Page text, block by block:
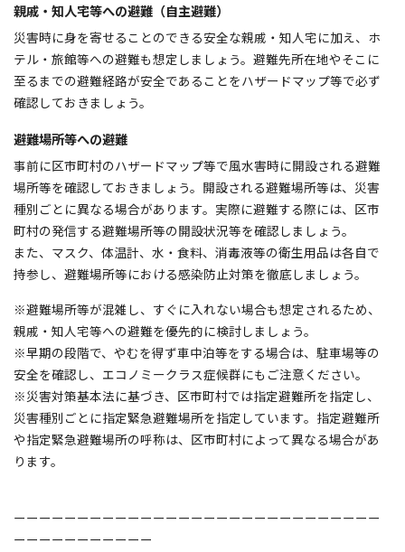
親戚・知人宅等への避難（自主避難）
災害時に身を寄せることのできる安全な親戚・知人宅に加え、ホ
テル・旅館等への避難も想定しましょう。避難先所在地やそこに
至るまでの避難経路が安全であることをハザードマップ等で必ず
確認しておきましょう。
避難場所等への避難
事前に区市町村のハザードマップ等で風水害時に開設される避難
場所等を確認しておきましょう。開設される避難場所等は、災害
種別ごとに異なる場合があります。実際に避難する際には、区市
町村の発信する避難場所等の開設状況等を確認しましょう。
また、マスク、体温計、水・食料、消毒液等の衛生用品は各自で
持参し、避難場所等における感染防止対策を徹底しましょう。
※避難場所等が混雑し、すぐに入れない場合も想定されるため、
親戚・知人宅等への避難を優先的に検討しましょう。
※早期の段階で、やむを得ず車中泊等をする場合は、駐車場等の
安全を確認し、エコノミークラス症候群にもご注意ください。
※災害対策基本法に基づき、区市町村では指定避難所を指定し、
災害種別ごとに指定緊急避難場所を指定しています。指定避難所
や指定緊急避難場所の呼称は、区市町村によって異なる場合があ
ります。
ーーーーーーーーーーーーーーーーーーーーーーーーーーーーー
ーーーーーーーーーーー